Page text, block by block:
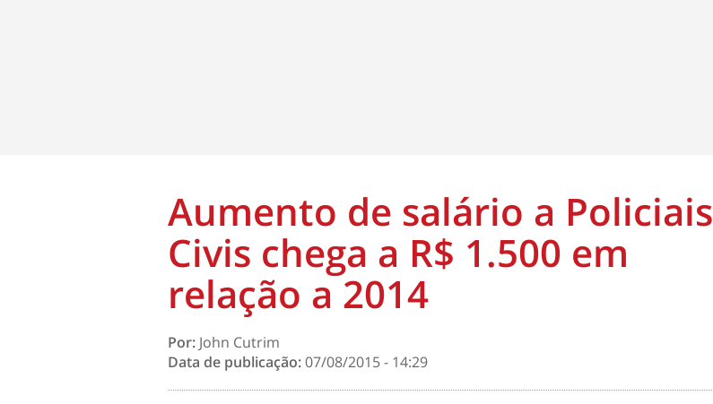
Aumento de salário a Policiais
Civis chega a R$ 1.500 em
relação a 2014
Por: John Cutrim
Data de publicação:07/08/2015 - 14:29